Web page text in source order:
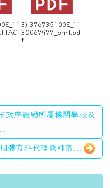
3) 376735100E_11
30067977_print.pd
f
政府鼓勵所屬機關學校及
體育科代理教師第...